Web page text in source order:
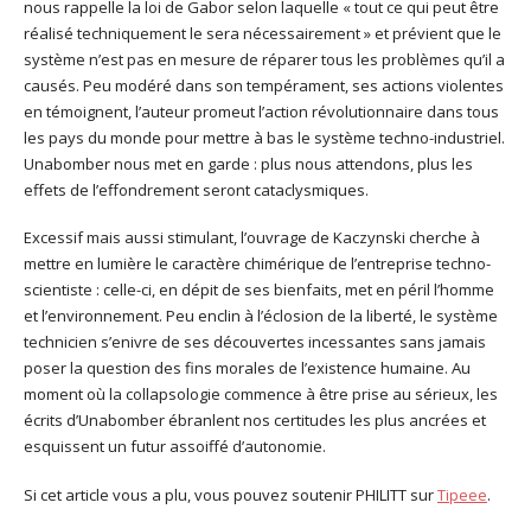
nous rappelle la loi de Gabor selon laquelle « tout ce qui peut être
réalisé techniquement le sera nécessairement » et prévient que le
système n’est pas en mesure de réparer tous les problèmes qu’il a
causés. Peu modéré dans son tempérament, ses actions violentes
en témoignent, l’auteur promeut l’action révolutionnaire dans tous
les pays du monde pour mettre à bas le système techno-industriel.
Unabomber nous met en garde : plus nous attendons, plus les
effets de l’effondrement seront cataclysmiques.
Excessif mais aussi stimulant, l’ouvrage de Kaczynski cherche à
mettre en lumière le caractère chimérique de l’entreprise techno-
scientiste : celle-ci, en dépit de ses bienfaits, met en péril l’homme
et l’environnement. Peu enclin à l’éclosion de la liberté, le système
technicien s’enivre de ses découvertes incessantes sans jamais
poser la question des fins morales de l’existence humaine. Au
moment où la collapsologie commence à être prise au sérieux, les
écrits d’Unabomber ébranlent nos certitudes les plus ancrées et
esquissent un futur assoiffé d’autonomie.
Si cet article vous a plu, vous pouvez soutenir PHILITT surTipeee.